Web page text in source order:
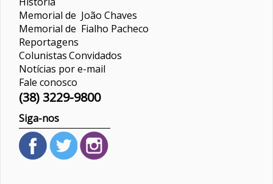
Memorial de João Chaves
Memorial de Fialho Pacheco
Reportagens
ColunistasConvidados
Notícias por e-mail
Fale conosco
(38) 3229-9800
Siga-nos